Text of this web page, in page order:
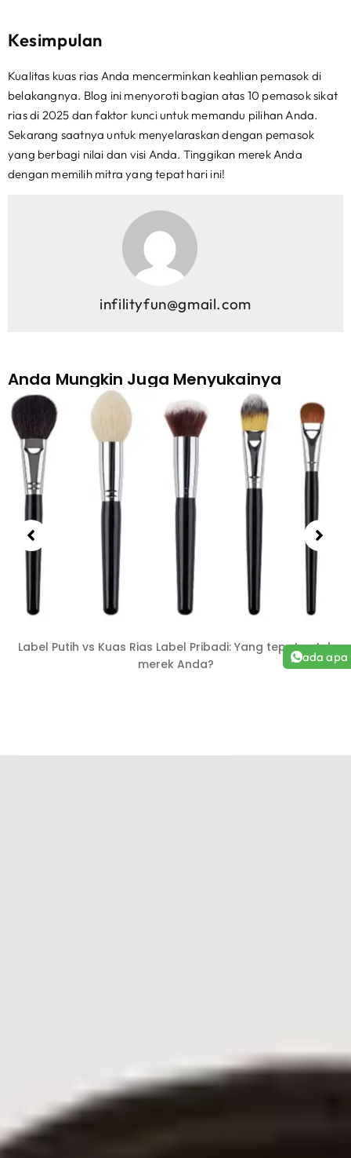
Kesimpulan
Kualitas kuas rias Anda mencerminkan keahlian pemasok di
belakangnya. Blog ini menyoroti bagian atas 10 pemasok sikat
rias di 2025 dan faktor kunci untuk memandu pilihan Anda.
Sekarang saatnya untuk menyelaraskan dengan pemasok
yang berbagi nilai dan visi Anda. Tinggikan merek Anda
dengan memilih mitra yang tepat hari ini!
infilityfun@gmail.com
Anda Mungkin Juga Menyukainya
Label Putih vs Kuas Rias Label Pribadi: Yang tepat untuk
merek Anda?
ada apa